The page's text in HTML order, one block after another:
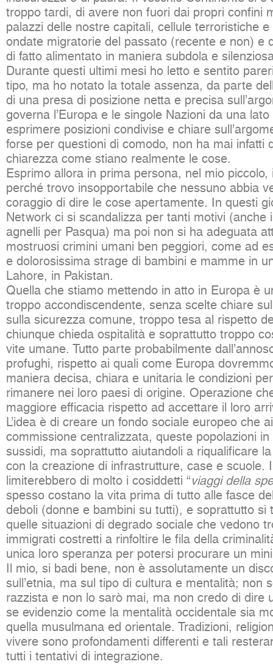
troppo tardi, di avere non fuori dai propri confini
palazzi delle nostre capitali, cellule terroristiche
ondate migratorie del passato (recente e non) e
di fatto alimentato in maniera subdola e
Durante questi ultimi mesi ho letto e sentito
tipo, ma ho notato la totale assenza, da parte
di una presa di posizione netta e precisa
governa l’Europa e le singole Nazioni da una
esprimere posizioni condivise e chiare
forse per questioni di comodo, non ha mai infatti
chiarezza come stiano realmente le cose.
Esprimo allora in prima persona, nel mio piccolo,
perché trovo insopportabile che nessuno abbia
coraggio di dire le cose apertamente. In questi
Network ci si scandalizza per tanti motivi (anche
agnelli per Pasqua) ma poi non si ha adeguata
mostruosi crimini umani ben peggiori, come ad
e dolorosissima strage di bambini e mamme in
Lahore, in Pakistan.
Quella che stiamo mettendo in atto in Europa è
troppo accondiscendente, senza scelte chiare
sulla sicurezza comune, troppo tesa al rispetto
chiunque chieda ospitalità e soprattutto troppo
vite umane. Tutto parte probabilmente
profughi, rispetto ai quali come Europa
maniera decisa, chiara e unitaria le condizioni
rimanere nei loro paesi di origine. Operazione
maggiore efficacia rispetto ad accettare il loro
L’idea è di creare un fondo sociale europeo che
commissione centralizzata, queste popolazioni
sussidi, ma soprattutto aiutandoli a riqualificare
con la creazione di infrastrutture, case e scuole.
limiterebbero di molto i cosiddetti “viaggi della
spesso costano la vita prima di tutto alle fasce
deboli (donne e bambini su tutti), e soprattutto si
quelle situazioni di degrado sociale che vedono
immigrati costretti a rinfoltire le fila della
unica loro speranza per potersi procurare un
Il mio, si badi bene, non è assolutamente un
sull’etnia, ma sul tipo di cultura e mentalità; non
razzista e non lo sarò mai, ma non credo di dire
se evidenzio come la mentalità occidentale sia
quella musulmana ed orientale. Tradizioni,
vivere sono profondamenti differenti e tali
tutti i tentativi di integrazione.